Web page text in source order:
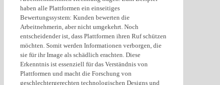
haben alle Plattformen ein einseitiges
Bewertungssystem: Kunden bewerten die
Arbeitnehmerin, aber nicht umgekehrt. Noch
entscheidender ist, dass Plattformen ihren Ruf schützen
möchten. Somit werden Informationen verborgen, die
sie für ihr Image als schädlich erachten. Diese
Erkenntnis ist essenziell für das Verständnis von
Plattformen und macht die Forschung von
geschlechtergerechten technologischen Designs und